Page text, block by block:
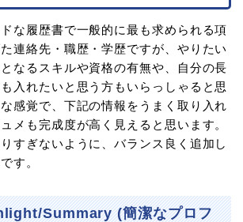
な履歴書で一般的に最も求められる項
連絡先・職歴・学歴ですが、やりたい
なるスキルや資格の有無や、自分の長
入れたいと思う方もいらっしゃると思
感覚で、下記の情報をうまく取り入れ
メも完成度が高く見えると思います。
すぎないように、バランス良く追加し
す。
Summary (簡潔なプロフ